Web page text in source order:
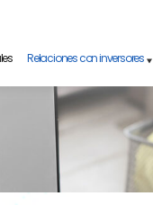
Relaciones con inversores